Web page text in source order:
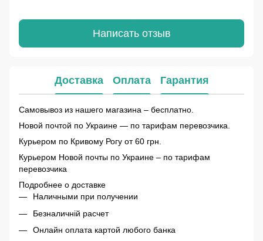
Написать отзыв
Доставка Оплата Гарантия
Самовывоз из нашего магазина – бесплатно.
Новой почтой по Украине — по тарифам перевозчика.
Курьером по Кривому Рогу от 60 грн.
Курьером Новой почты по Украине – по тарифам
перевозчика
Подробнее о доставке
Наличными при получении
Безналичній расчет
Онлайн оплата картой любого банка